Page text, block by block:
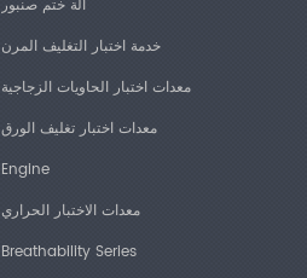
آلة ختم صنبور
خدمة اختبار التغليف المرن
معدات اختبار الحاويات الزجاجية
معدات اختبار تغليف الورق
Engine
معدات الاختبار الحراري
Breathability Series